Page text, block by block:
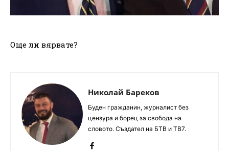
Още ли вярвате?
Николай Бареков
Буден гражданин, журналист без
цензура и борец за свобода на
словото. Създател на БТВ и ТВ7.